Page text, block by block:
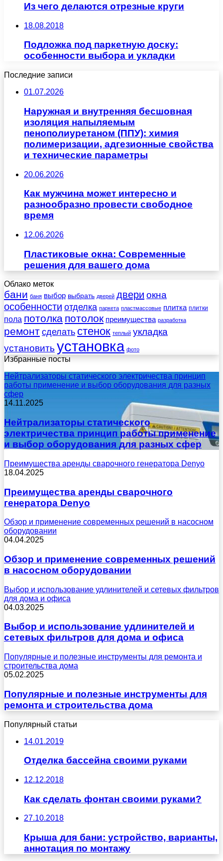
Из чего делаются отрезные круги
18.08.2018
Подложка под паркетную доску:
особенности выбора и укладки
Последние записи
01.07.2026
Наружная и внутренняя бесшовная
изоляция напыляемым
пенополиуретаном (ППУ): химия
полимеризации, адгезионные свойства
и технические параметры
20.06.2026
Как мужчина может интересно и
разнообразно провести свободное
время
12.06.2026
Пластиковые окна: Современные
решения для вашего дома
Облако меток
бани баня выбор выбрать дверей двери окна
особенности отделка паркета пластмассовые плитка плитки
пола потолка потолок преимущества разработка
ремонт сделать стенок теплый укладка
установить установка фото
Избранные посты
Нейтрализаторы статического электричества принцип
работы применение и выбор оборудования для разных
сфер
14.11.2025
Нейтрализаторы статического
электричества принцип работы применение
и выбор оборудования для разных сфер
Преимущества аренды сварочного генератора Denyo
18.04.2025
Преимущества аренды сварочного
генератора Denyo
Обзор и применение современных решений в насосном
оборудовании
04.04.2025
Обзор и применение современных решений
в насосном оборудовании
Выбор и использование удлинителей и сетевых фильтров
для дома и офиса
04.03.2025
Выбор и использование удлинителей и
сетевых фильтров для дома и офиса
Популярные и полезные инструменты для ремонта и
строительства дома
05.02.2025
Популярные и полезные инструменты для
ремонта и строительства дома
Популярный статьи
14.01.2019
Отделка бассейна своими руками
12.12.2018
Как сделать фонтан своими руками?
27.10.2018
Крыша для бани: устройство, варианты,
аннотация по монтажу